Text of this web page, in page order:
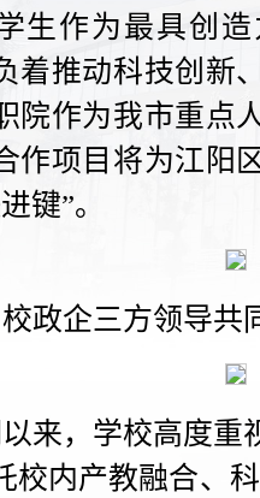
生作为最具创
着推动科技创新
院作为我市重点
作项目将为江阳
键”。
校政企三方领导共
来，学校高度重
校内产教融合、